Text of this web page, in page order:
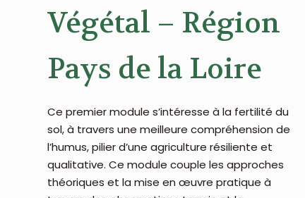
Végétal – Région
Pays de la Loire
Ce premier module s’intéresse à la fertilité du
sol, à travers une meilleure compréhension de
l’humus, pilier d’une agriculture résiliente et
qualitative. Ce module couple les approches
théoriques et la mise en œuvre pratique à